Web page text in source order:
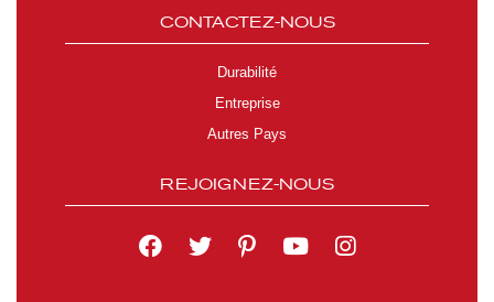
CONTACTEZ-NOUS
Durabilité
Entreprise
Autres Pays
REJOIGNEZ-NOUS